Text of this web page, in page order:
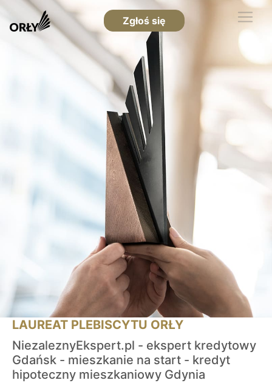
Zgłoś się
LAUREAT PLEBISCYTU ORŁY
NiezaleznyEkspert.pl - ekspert kredytowy
Gdańsk - mieszkanie na start - kredyt
hipoteczny mieszkaniowy Gdynia